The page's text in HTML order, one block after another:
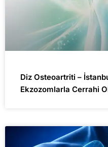
Diz Osteoartriti –
Ekzozomlarla Cerrahi